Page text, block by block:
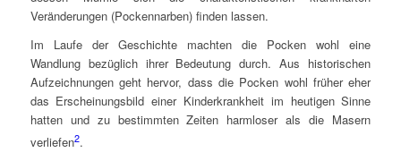
Veränderungen (Pockennarben) finden lassen.
Im Laufe der Geschichte machten die Pocken wohl eine
Wandlung bezüglich ihrer Bedeutung durch. Aus historischen
Aufzeichnungen geht hervor, dass die Pocken wohl früher eher
das Erscheinungsbild einer Kinderkrankheit im heutigen Sinne
hatten und zu bestimmten Zeiten harmloser als die Masern
verliefen2.